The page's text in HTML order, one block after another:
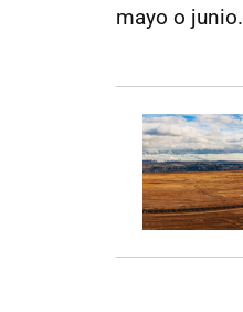
mayo o junio.